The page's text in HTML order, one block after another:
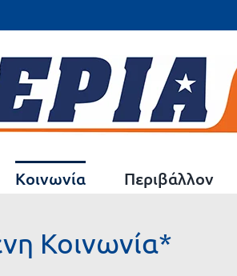
Κοινωνία Περιβάλλον
Κοινωνία*